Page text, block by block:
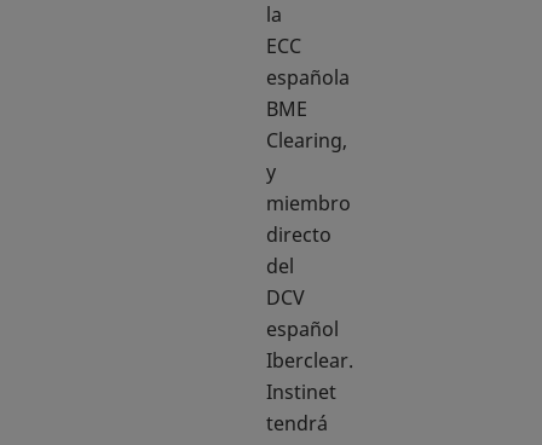
la
ECC
española
BME
Clearing,
y
miembro
directo
del
DCV
español
Iberclear.
Instinet
tendrá